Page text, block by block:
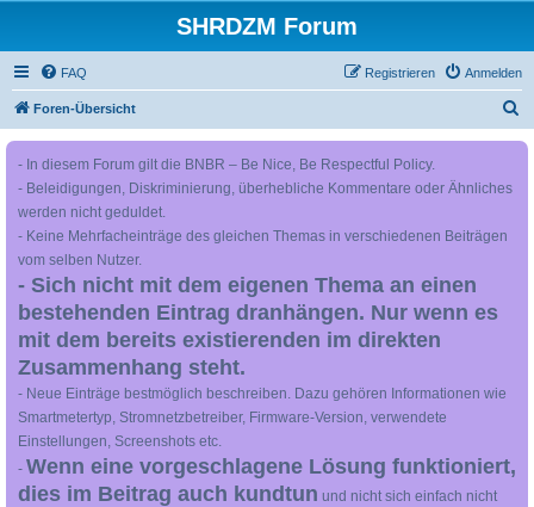
SHRDZM Forum
FAQ Anmelden
Registrieren
Foren-Übersicht
- In diesem Forum gilt die BNBR – Be Nice, Be Respectful Policy.
- Beleidigungen, Diskriminierung, überhebliche Kommentare oder Ähnliches
werden nicht geduldet.
- Keine Mehrfacheinträge des gleichen Themas in verschiedenen Beiträgen
vom selben Nutzer.
- Sich nicht mit dem eigenen Thema an einen
bestehenden Eintrag dranhängen. Nur wenn es
mit dem bereits existierenden im direkten
Zusammenhang steht.
- Neue Einträge bestmöglich beschreiben. Dazu gehören Informationen wie
Smartmetertyp, Stromnetzbetreiber, Firmware-Version, verwendete
Einstellungen, Screenshots etc.
- Wenn eine vorgeschlagene Lösung funktioniert,
dies im Beitrag auch kundtun und nicht sich einfach nicht